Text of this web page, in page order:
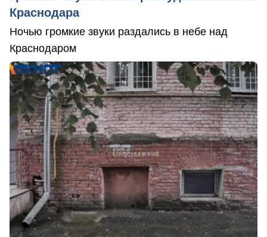
Краснодара
Ночью громкие звуки раздались в небе над
Краснодаром